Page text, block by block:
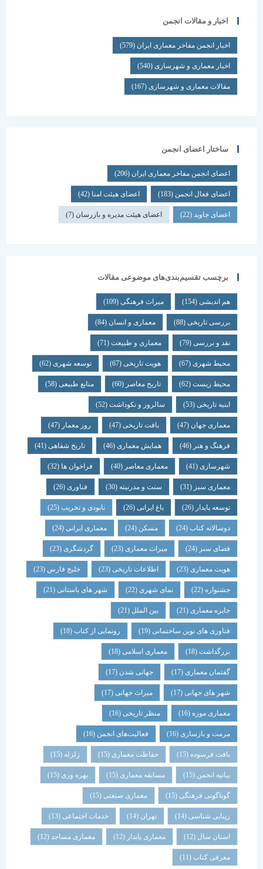
اخبار و مقالات انجمن
اخبار انجمن مفاخر معماری ایران (579)
اخبار معماری و شهرسازی(540)
مقالات معماری و شهرسازی(167)
ساختار اعضای انجمن
اعضای انجمن مفاخر معماری ایران (206)
اعضای فعال انجمن(183) اعضای هیئت امنا(42)
اعضای جاوید(22) اعضای هیئت مدیره و بازرسان(7)
برچسب تقسیم‌بندی‌های موضوعی مقالات
هم اندیشی (154) میراث فرهنگی (109)
بررسی تاریخی (88) معماری و انسان (84)
نقد و بررسی (79) معماری و طبیعت (71)
محیط شهری(67) هویت تاریخی(67) توسعه شهری(62)
محیط زیست(62) تاریخ معاصر(60) منابع طبیعی(58)
ابنیه تاریخی(53) سالروز و نکوداشت(52)
معماری جهان (47) بافت تاریخی(47) روز معمار(47)
فرهنگ و هنر(46) همایش معماری (46) تاریخ شفاهی (41)
شهرسازی(41) معماری معاصر(40) فراخوان ها (32)
معماری سبز(31) سنت و مدرنیته(30) فناوری (26)
توسعه پایدار(26) باغ ایرانی(26) نابودی و تخریب(25)
دوسالانه کتاب(24) مسکن (24) معماری ایرانی(24)
فضای سبز(24) میراث معماری (23) گردشگری (23)
هویت معماری (23) اطلاعات تاریخی(23) خلیج فارس(23)
جشنواره(22) نمای شهری(22) شهر های باستانی (21)
جایزه معماری (21) بین الملل(21)
فناوری های نوین ساختمانی(19) رونمایی از کتاب (18)
بزرگداشت (18) معماری اسلامی(18)
گفتمان معماری (17) جهانی شدن(17)
شهر های جهانی(17) میراث جهانی(17)
معماری موزه(16) منظر تاریخی (16)
مرمت و بازسازی(16) فعالیت‌های انجمن(16)
بافت فرسوده (15) حفاظت معماری (15) زلزله
بیانیه انجمن(15) مسابقه معماری (15) بهره وری(15)
گوناگونی فرهنگی (15) معماری صنعتی(15)
زیبایی شناسی (14) تهران خدمات اجتماعی (13)
استان سال(12) معماری پایدار (12) معماری مساجد(12)
معرفی کتاب(11)